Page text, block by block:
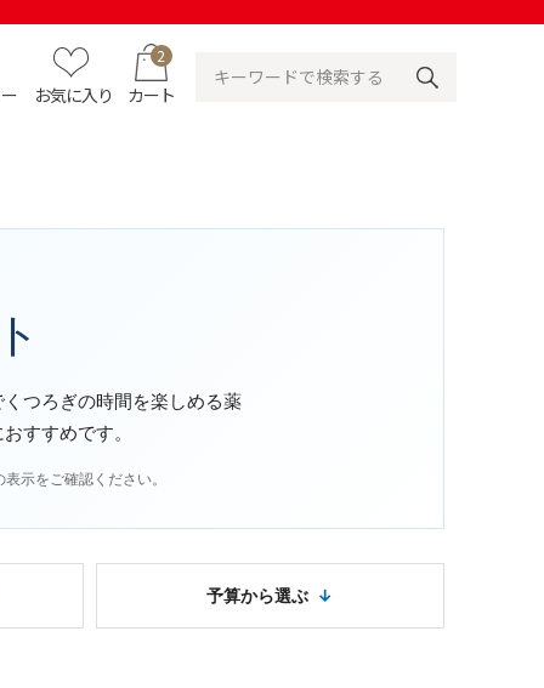
お気に入り
2
カート
つろぎの時間を楽しめる薬
すすめです。
示をご確認ください。
予算から選ぶ